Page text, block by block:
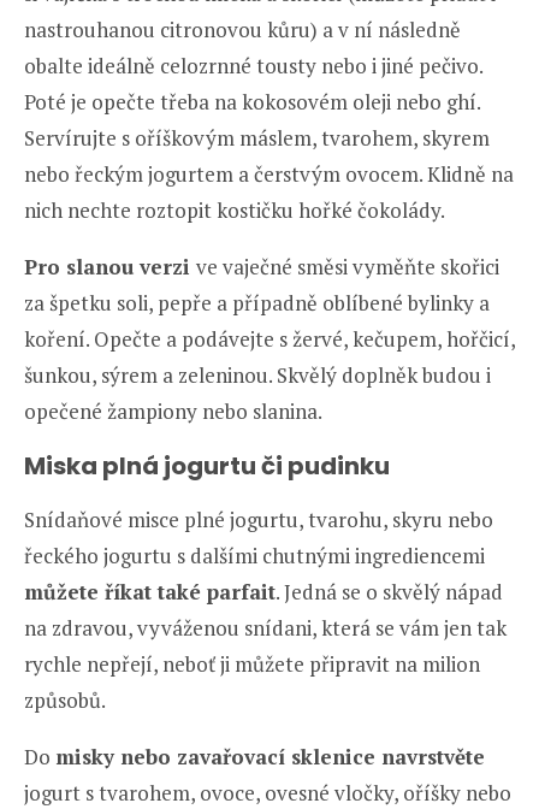
nastrouhanou citronovou kůru) a v ní následně
obalte ideálně celozrnné tousty nebo i jiné pečivo.
Poté je opečte třeba na kokosovém oleji nebo ghí.
Servírujte s oříškovým máslem, tvarohem, skyrem
nebo řeckým jogurtem a čerstvým ovocem. Klidně na
nich nechte roztopit kostičku hořké čokolády.
Pro slanou verzi ve vaječné směsi vyměňte skořici
za špetku soli, pepře a případně oblíbené bylinky a
koření. Opečte a podávejte s žervé, kečupem, hořčicí,
šunkou, sýrem a zeleninou. Skvělý doplněk budou i
opečené žampiony nebo slanina.
Miska plná jogurtu či pudinku
Snídaňové misce plné jogurtu, tvarohu, skyru nebo
řeckého jogurtu s dalšími chutnými ingrediencemi
můžete říkat také parfait. Jedná se o skvělý nápad
na zdravou, vyváženou snídani, která se vám jen tak
rychle nepřejí, neboť ji můžete připravit na milion
způsobů.
Do misky nebo zavařovací sklenice navrstvěte
jogurt s tvarohem, ovoce, ovesné vločky, oříšky nebo